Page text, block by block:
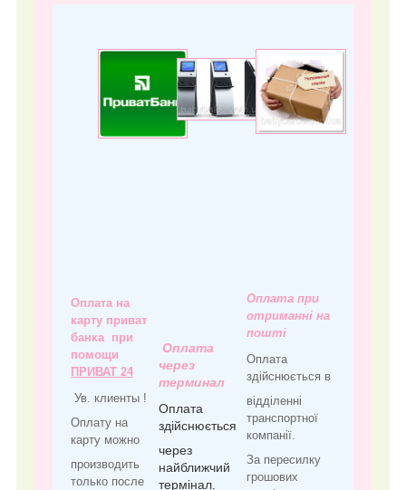
Оплата на
карту приват
банка при
помощи
ПРИВАТ 24
Ув. клиенты !
Оплату на
карту можно
производить
только после
Оплата
через
терминал
Оплата
здійснюється
через
найближчий
термінал.
Оплата при
отриманні на
пошті
Оплата
здійснюється в
відділенні
транспортної
компанії.
За пересилку
грошових